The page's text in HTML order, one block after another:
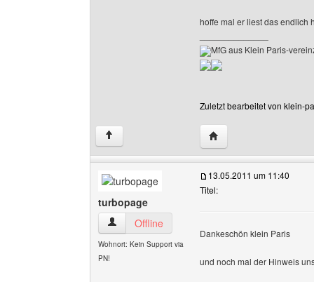
hoffe mal er liest das endlich
MfG aus Klein Paris-
Zuletzt bearbeitet von klein-
↑ Website dieses
turbopage
turbopage Benutzer-Profile anzeigen
Offline
Wohnort: Kein Support via
PN!
13.05.2011 um 11:40
Titel:
Dankeschön klein Paris
und noch mal der Hinweis